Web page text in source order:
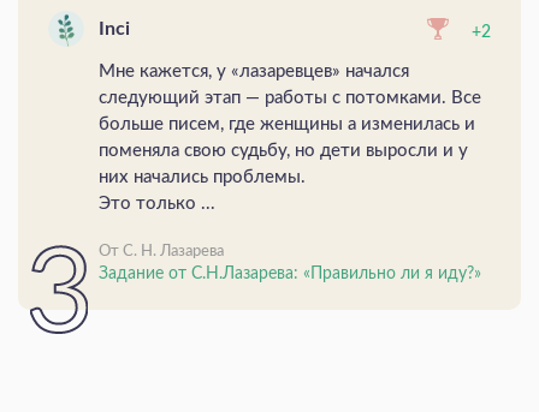
Inci +2
Мне кажется, у «лазаревцев» начался
следующий этап — работы с потомками. Все
больше писем, где женщины а изменилась и
поменяла свою судьбу, но дети выросли и у
них начались проблемы.
Это только ...
От С. Н. Лазарева
Задание от С.Н.Лазарева: «Правильно ли я иду?»